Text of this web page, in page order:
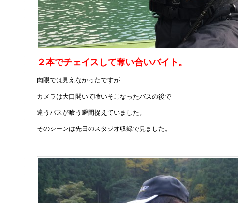
２本でチェイスして奪い合いバイト。
肉眼では見えなかったですが
カメラは大口開いて喰いそこなったバスの後で
違うバスが喰う瞬間捉えていました。
そのシーンは先日のスタジオ収録で見ました。